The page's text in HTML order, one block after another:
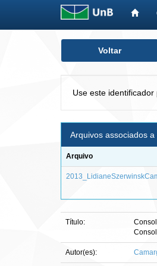
Voltar
Use este
Arquivos associados a
Arquivo
Título:
Autor(es):